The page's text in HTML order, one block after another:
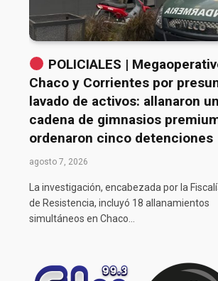
POLICIALES |
Chaco y Corrientes por
lavado de activos: allanaron
cadena de gimnasios
ordenaron cinco detenciones
agosto 7, 2026
La investigación, encabezada por la
de Resistencia, incluyó 18 allanamientos
simultáneos en Chaco…